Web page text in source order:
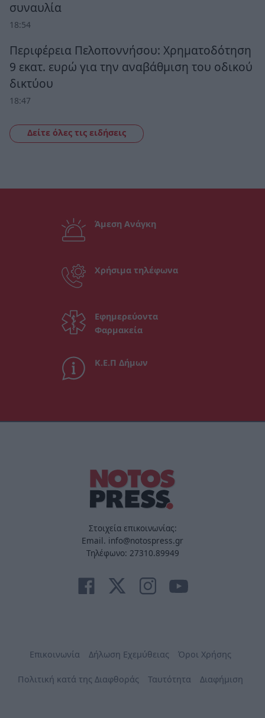
συναυλία
18:54
Περιφέρεια Πελοποννήσου: Χρηματοδότηση
9 εκατ. ευρώ για την αναβάθμιση του οδικού
δικτύου
18:47
Δείτε όλες τις ειδήσεις
Άμεση Ανάγκη
Χρήσιμα τηλέφωνα
Εφημερεύοντα
Φαρμακεία
Κ.Ε.Π Δήμων
Στοιχεία επικοινωνίας:
Email. info@notospress.gr
Τηλέφωνο: 27310.89949
Επικοινωνία Δήλωση Εχεμύθειας Όροι Χρήσης
Πολιτική κατά της Διαφθοράς Ταυτότητα Διαφήμιση